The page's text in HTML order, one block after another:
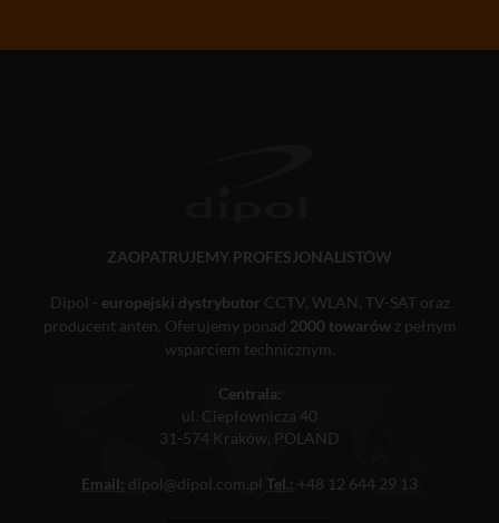
ZAOPATRUJEMY PROFESJONALISTÓW
Dipol - europejski dystrybutor CCTV, WLAN, TV-SAT oraz
producent anten. Oferujemy ponad 2000 towarówz pełnym
wsparciem technicznym.
Centrala:
ul. Ciepłownicza 40
31-574 Kraków, POLAND
Email: dipol@dipol.com.pl Tel.: +48 12 644 29 13